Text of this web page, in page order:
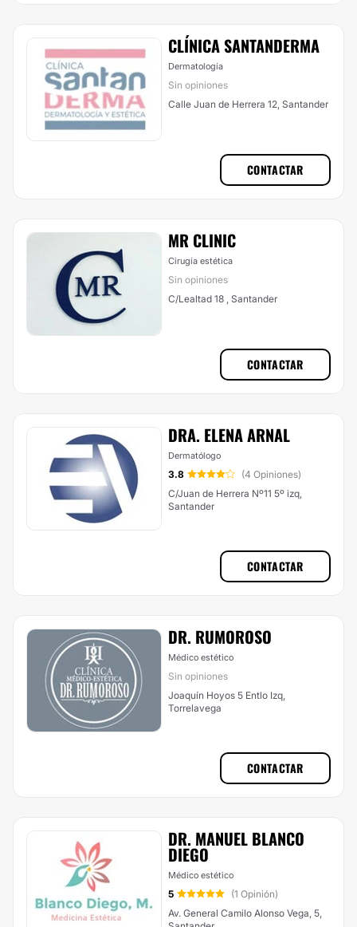
CLÍNICA SANTANDERMA
Dermatología
Sin opiniones
Calle Juan de Herrera 12, Santander
CONTACTAR
MR CLINIC
Cirugía estética
Sin opiniones
C/Lealtad 18 , Santander
CONTACTAR
DRA. ELENA ARNAL
Dermatólogo
3.8
(4 Opiniones)
C/Juan de Herrera Nº11 5º izq,
Santander
CONTACTAR
DR. RUMOROSO
Médico estético
Sin opiniones
Joaquín Hoyos 5 Entlo Izq,
Torrelavega
CONTACTAR
DR. MANUEL BLANCO
DIEGO
Médico estético
5
(1 Opinión)
Av. General Camilo Alonso Vega, 5,